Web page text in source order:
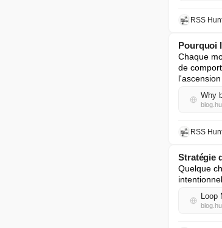
RSS
Pourquoi
Chaque
de
Why
RSS
Stratégie
Quelque
Loop